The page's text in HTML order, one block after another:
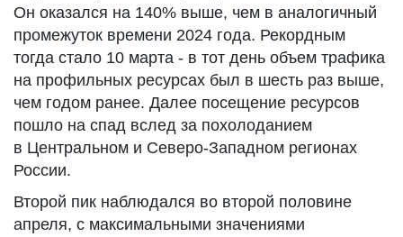
Он оказался на 140% выше, чем в аналогичный
промежуток времени 2024 года. Рекордным
тогда стало 10 марта - в тот день объем трафика
на профильных ресурсах был в шесть раз выше,
чем годом ранее. Далее посещение ресурсов
пошло на спад вслед за похолоданием
в Центральном и Северо-Западном регионах
России.
Второй пик наблюдался во второй половине
апреля, с максимальными значениями